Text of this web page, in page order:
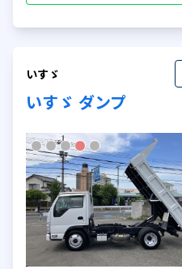
いすゞ
いすゞ ダンプ